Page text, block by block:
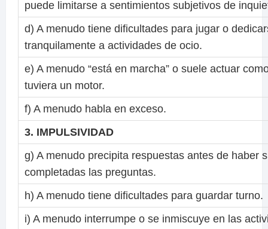
puede limitarse a sentimientos subjetivos de
d) A menudo tiene dificultades para jugar o
tranquilamente a actividades de ocio.
e) A menudo “está en marcha” o suele actuar
tuviera un motor.
f) A menudo habla en exceso.
3. IMPULSIVIDAD
g) A menudo precipita respuestas antes de haber
completadas las preguntas.
h) A menudo tiene dificultades para guardar turno.
i) A menudo interrumpe o se inmiscuye en las